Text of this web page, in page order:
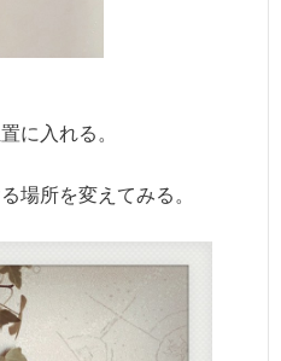
に入れる。
場所を変えてみる。